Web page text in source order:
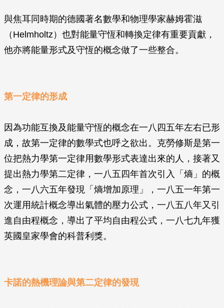
與焦耳同時期的德國著名數學和物理學家赫姆霍滋
（Helmholtz）也對能量守恆和轉換定律有重要貢獻，
他亦將能量形式及守恆的概念做了一些整合。
第一定律的形成
因為功能互換及能量守恆的概念在一八四五年左右已形
成，故第一定律的數學式也呼之欲出。克勞修斯是第一
位把熱力學第一定律用數學形式表達出來的人，接著又
提出熱力學第二定律，一八五四年首次引入「熵」的概
念，一八六五年發現「熵增加原理」，一八五一年第一
次運用統計概念導出氣體的壓力公式，一八五八年又引
進自由程概念，導出了平均自由程公式，一八七九年獲
英國皇家學會的科普利獎。
卡諾的熱機理論與第二定律的發現